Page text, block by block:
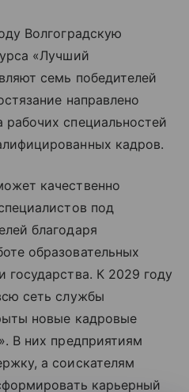
Волгоградскую
«Лучший
семь победителей
направлено
специальностей
кадров.
качественно
под
благодаря
образовательных
К 2029 году
сеть службы
новые кадровые
В них предприятиям
а соискателям
карьерный